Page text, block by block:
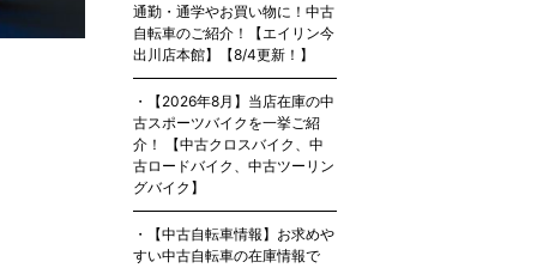
通勤・通学やお買い物に！中古
自転車のご紹介！【エイリン今
出川店本館】【8/4更新！】
【2026年8月】当店在庫の中
古スポーツバイクを一挙ご紹
介！ 【中古クロスバイク、中
古ロードバイク、中古ツーリン
グバイク】
【中古自転車情報】お求めや
すい中古自転車の在庫情報で